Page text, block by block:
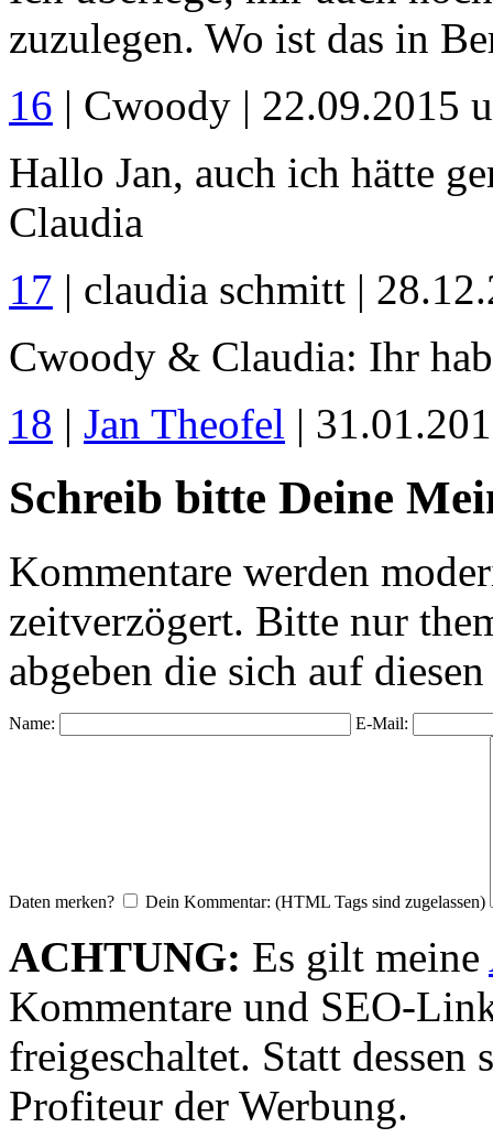
zuzulegen. Wo ist das in
16 | Cwoody | 22.09.2015
Hallo Jan, auch ich hätte
Claudia
17 | claudia schmitt |
Cwoody & Claudia: Ihr
18 | Jan Theofel |
Schreib bitte Deine
Kommentare werden
zeitverzögert. Bitte nur
abgeben die sich auf
Name: E-Mail:
Daten merken? Dein Kommentar: (HTML Tags sind zugelassen)
ACHTUNG: Es gilt meine
Kommentare und SEO-
freigeschaltet. Statt dessen
Profiteur der Werbung.